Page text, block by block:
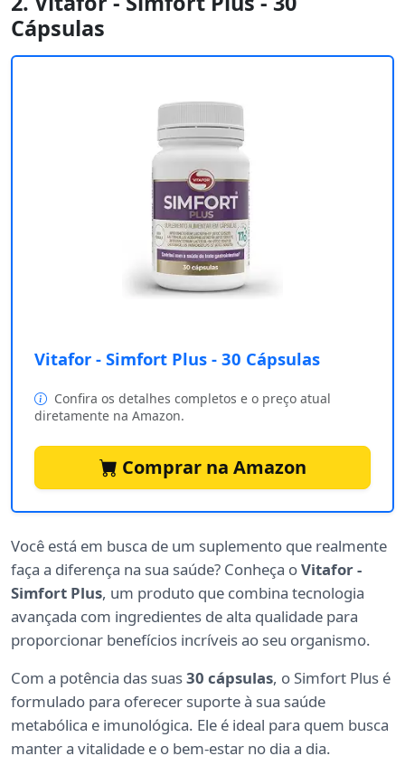
Cápsulas
Vitafor - Simfort Plus - 30 Cápsulas
Confira os detalhes completos e o preço atual
diretamente na Amazon.
Comprar na Amazon
Você está em busca de um suplemento que realmente
faça a diferença na sua saúde? Conheça oVitafor -
Simfort Plus, um produto que combina tecnologia
avançada com ingredientes de alta qualidade para
proporcionar benefícios incríveis ao seu organismo.
Com a potência das suas30 cápsulas, o Simfort Plus é
formulado para oferecer suporte à sua saúde
metabólica e imunológica. Ele é ideal para quem busca
manter a vitalidade e o bem-estar no dia a dia.